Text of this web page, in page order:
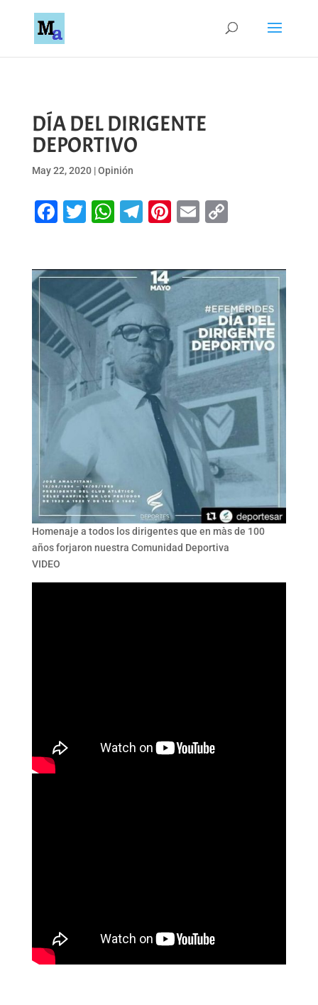
DÍA DEL DIRIGENTE
DEPORTIVO
May 22, 2020|Opinión
Facebook
Twitter
WhatsApp
Telegram
Pinterest
EmailCopy
Homenaje a todos los dirigentes que en màs de 100
años forjaron nuestra Comunidad Deportiva
VIDEO